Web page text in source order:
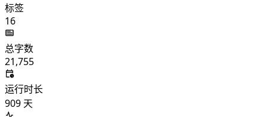
标签
16
总字数
21,755
运行时长
909 天